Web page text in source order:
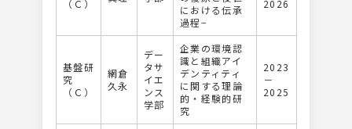
（Ｃ）
における伝承
過程−
2026
基盤研
究
（Ｃ）
網倉
久永
デー
タサ
イエ
ンス
学部
企業の環境認
識と組織アイ
デンティティ
に関する理論
的・経験的研
究
2023
－
2025